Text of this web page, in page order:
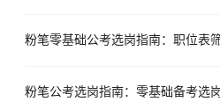
粉笔零基础公考选岗指南：职位表
粉笔公考选岗指南：零基础备考选